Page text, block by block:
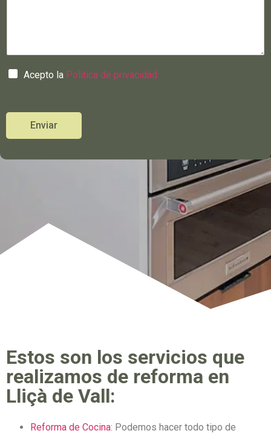
Acepto la Política de privacidad
Enviar
Estos son los servicios que
realizamos de reforma en
Lliçà de Vall:
Reforma de Cocina: Podemos hacer todo tipo de